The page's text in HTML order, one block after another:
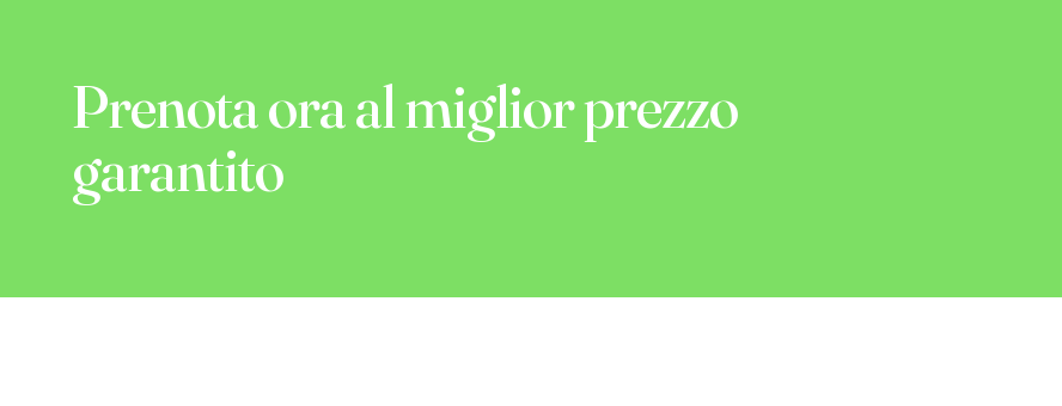
Prenota ora al miglior prezzo
garantito